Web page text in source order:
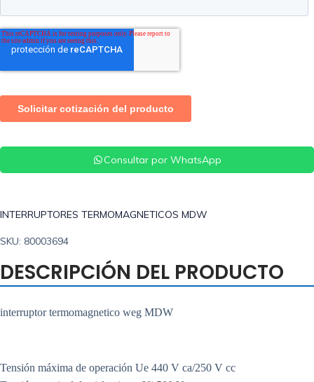
Consultar por WhatsApp
INTERRUPTORES TERMOMAGNETICOS MDW
SKU: 80003694
DESCRIPCIÓN DEL PRODUCTO
interruptor termomagnetico weg MDW
Tensión máxima de operación Ue 440 V ca/250 V cc